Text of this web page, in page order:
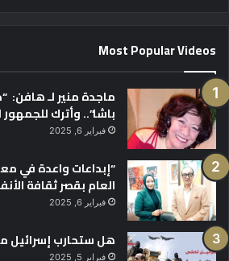
Most Popular Videos
ماجدة منير لـ هافن:
باشا”.. وأترك
فبراير 6, 2025
“إبداعات واعدة في
العام بقصر ثقافة
فبراير 6, 2025
هل ستحارب إسرائيل
فبراير 5, 2025